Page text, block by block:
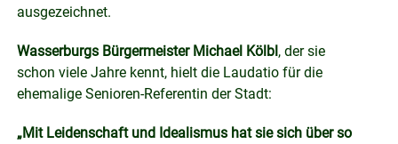
ausgezeichnet.
Wasserburgs Bürgermeister Michael Kölbl, der sie
schon viele Jahre kennt, hielt die Laudatio für die
ehemalige Senioren-Referentin der Stadt:
„Mit Leidenschaft und Idealismus hat sie sich über so